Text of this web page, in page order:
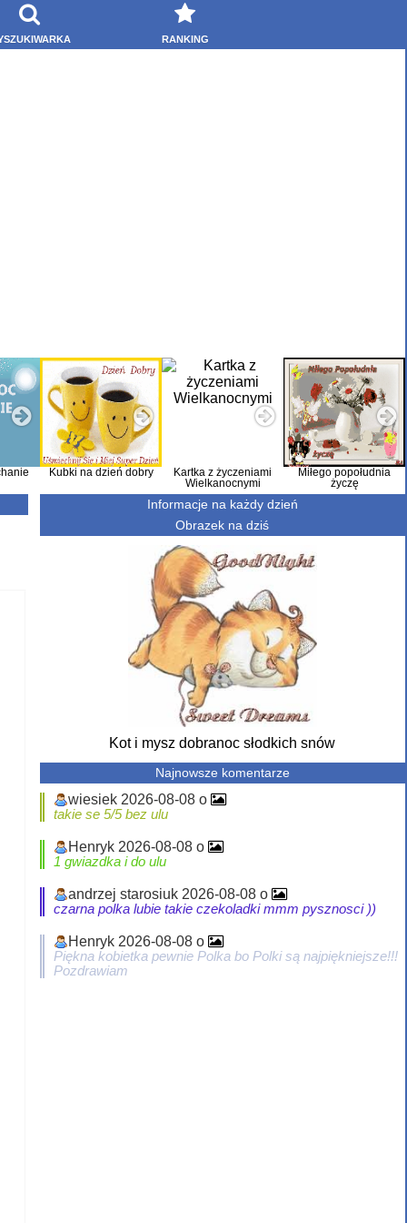
RANKING
Kubki na dzień dobry
Kartka z życzeniami
Wielkanocnymi
Miłego popołudnia
życzę
Informacje na każdy dzień
Obrazek na dziś
Kot i mysz dobranoc słodkich snów
Najnowsze komentarze
wiesiek 2026-08-08 o
takie se 5/5 bez ulu
Henryk 2026-08-08 o
1 gwiazdka i do ulu
andrzej starosiuk 2026-08-08 o
czarna polka lubie takie czekoladki mmm pysznosci ))
Henryk 2026-08-08 o
Piękna kobietka pewnie Polka bo Polki są najpiękniejsze!!!
Pozdrawiam